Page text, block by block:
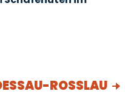
ROSSLAU